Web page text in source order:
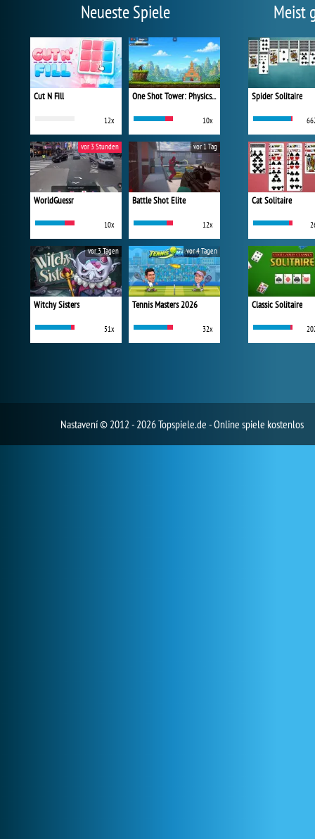
Neueste Spiele
Cut N Fill
12x
One Shot Tower: Physics Destroyer
10x
WorldGuessr
10x
vor 3 Stunden
Battle Shot Elite
12x
vor 1 Tag
Witchy Sisters
51x
vor 3 Tagen
Tennis Masters 2026
32x
vor 4 Tagen
Meist
Spider Solitaire
Cat Solitaire
Classic Solitaire
Nastavení© 2012 - 2026 Topspiele.de - Online spiele kostenlos